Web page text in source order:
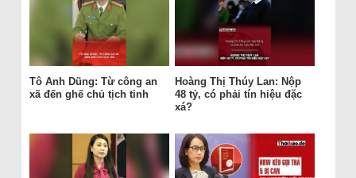
Tô Anh Dũng: Từ công an
xã đến ghế chủ tịch tỉnh
Hoàng Thị Thúy Lan: Nộp
48 tỷ, có phải tín hiệu đặc
xá?